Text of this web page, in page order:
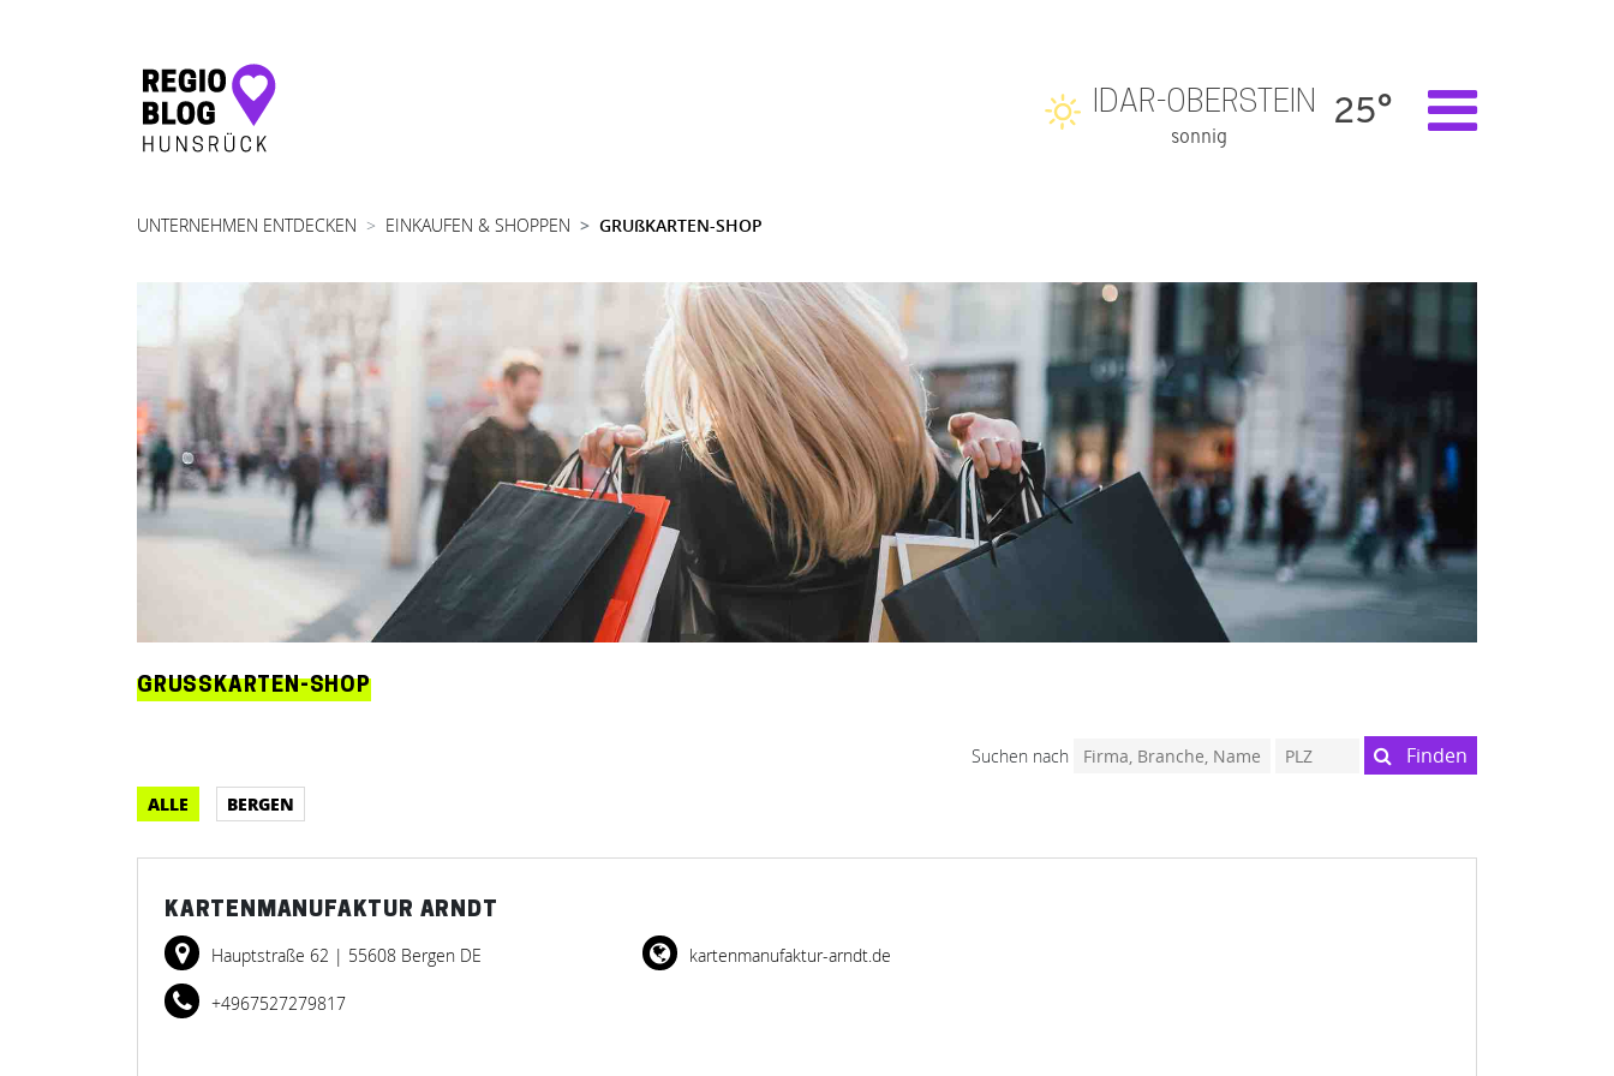
Hauptnavigation
IDAR-OBERSTEIN
sonnig
25°
UNTERNEHMEN ENTDECKEN EINKAUFEN & SHOPPEN GRUßKARTEN-SHOP
GRUSSKARTEN-SHOP
Suchen nach Finden
ALLE BERGEN
KARTENMANUFAKTUR ARNDT
Hauptstraße 62 | 55608 Bergen DE
+4967527279817
kartenmanufaktur-arndt.de